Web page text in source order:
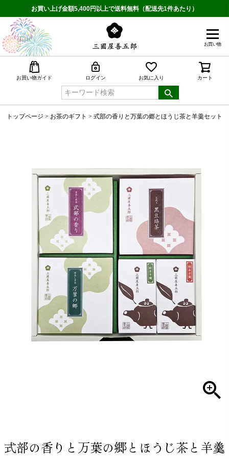
お買い上げ金額5,400円以上で送料無料（配送先1件あたり）
お買い物
お買い物ガイド ログイン お気に入り カート
トップページ お茶のギフト 式部の香りと万葉の郷とほうじ茶と羊羹セット
式部の香りと万葉の郷とほうじ茶と羊羹